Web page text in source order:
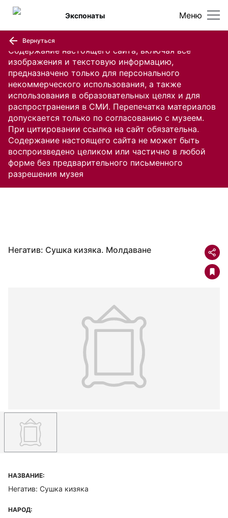
Содержание настоящего сайта, включая все
изображения и текстовую информацию,
предназначено только для персонального
некоммерческого использования, а также
использования в образовательных целях и для
распространения в СМИ. Перепечатка материалов
допускается только по согласованию с музеем.
При цитировании ссылка на сайт обязательна.
Содержание настоящего сайта не может быть
воспроизведено целиком или частично в любой
форме без предварительного письменного
разрешения музея
Меню
Экспонаты
Вернуться
Негатив: Сушка кизяка. Молдаване
НАЗВАНИЕ:
Негатив: Сушка кизяка
НАРОД: